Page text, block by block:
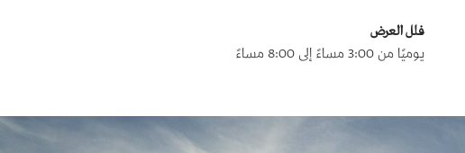
فلل العرض
يوميًا من 3:00 مساءً إلى 8:00 مساءً